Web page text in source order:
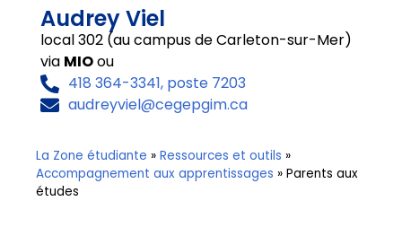
Audrey Viel
local 302 (au campus de Carleton-sur-Mer)
via MIOou
418 364-3341, poste 7203
audreyviel@cegepgim.ca
La Zone étudiante » Ressources et outils »
Accompagnement aux apprentissages » Parents aux
études